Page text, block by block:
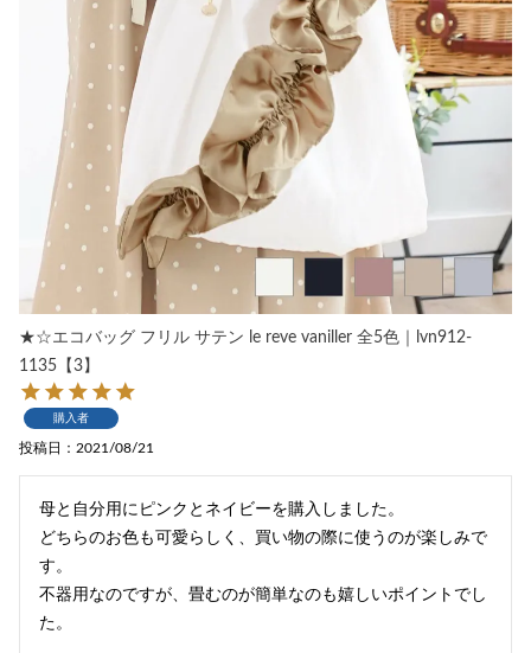
★☆エコバッグ フリル サテン le reve vaniller 全5色｜lvn912-
1135【3】
購入者
投稿日 2021/08/21
母と自分用にピンクとネイビーを購入しました。
どちらのお色も可愛らしく、買い物の際に使うのが楽しみで
す。
不器用なのですが、畳むのが簡単なのも嬉しいポイントでし
た。